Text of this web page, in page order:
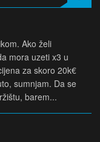
Ako želi
mora uzeti x3 u
za skoro 20k€
sumnjam. Da se
barem...